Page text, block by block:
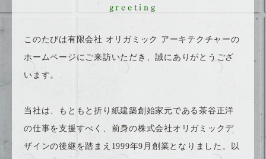
greeting
このたびは有限会社 オリガミック アーキテクチャーの
ホームページにご来訪いただき、誠にありがとうござ
います。
当社は、もともと折り紙建築創始家元である茶谷正洋
の仕事を支援すべく、前身の株式会社オリガミックデ
ザインの後継を踏まえ1999年9月創業となりました。以